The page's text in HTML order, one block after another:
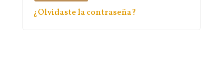
¿Olvidaste la contraseña?